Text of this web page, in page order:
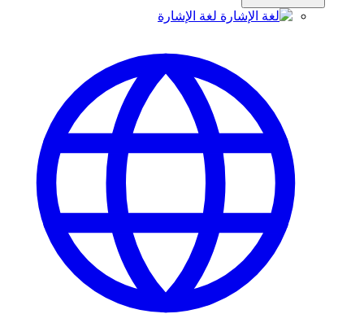
لغة الإشارة